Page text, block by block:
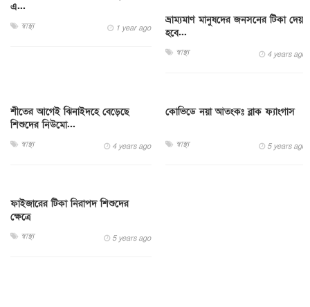
এ...
স্বাস্থ্য 1 year ago
ভ্রাম্যমাণ মানুষদের জনসনের টিকা দেয়া
হবে...
স্বাস্থ্য 4 years ago
শীতের আগেই ঝিনাইদহে বেড়েছে
শিশুদের নিউমো...
স্বাস্থ্য 4 years ago
কোভিডে নয়া আতংকঃ ব্লাক ফ্যাংগাস
স্বাস্থ্য 5 years ago
ফাইজারের টিকা নিরাপদ শিশুদের
ক্ষেত্রে
স্বাস্থ্য 5 years ago